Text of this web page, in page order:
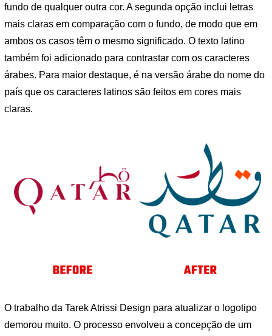
fundo de qualquer outra cor. A segunda opção inclui letras
mais claras em comparação com o fundo, de modo que em
ambos os casos têm o mesmo significado. O texto latino
também foi adicionado para contrastar com os caracteres
árabes. Para maior destaque, é na versão árabe do nome do
país que os caracteres latinos são feitos em cores mais
claras.
O trabalho da Tarek Atrissi Design para atualizar o logotipo
demorou muito. O processo envolveu a concepção de um